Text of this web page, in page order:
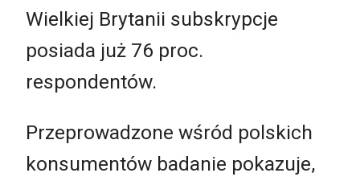
Wielkiej Brytanii subskrypcje
posiada już 76 proc.
respondentów.
Przeprowadzone wśród polskich
konsumentów badanie pokazuje,